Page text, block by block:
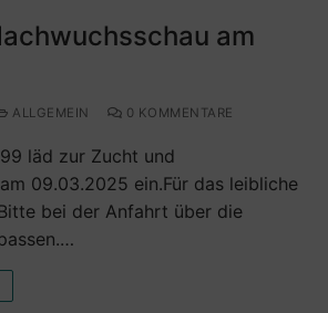
am
ALLGEMEIN 0 KOMMENTARE
läd zur Zucht und
09.03.2025 ein.Für das leibliche
bei der Anfahrt über die